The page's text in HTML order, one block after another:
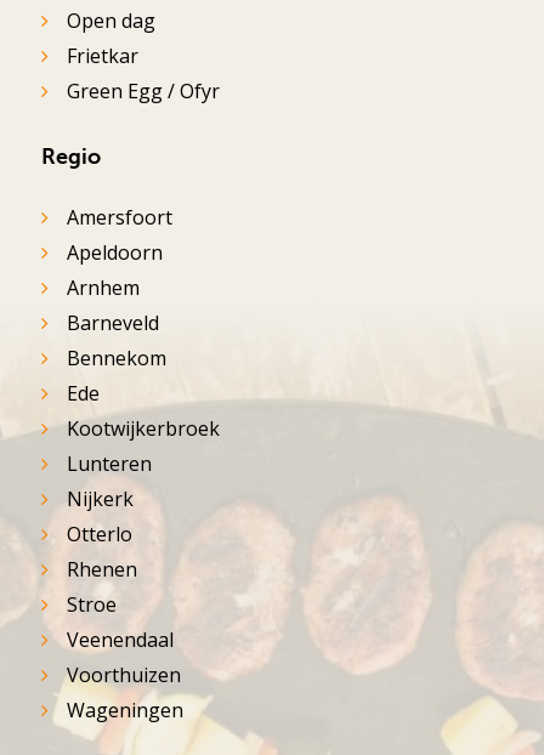
Open dag
Frietkar
Green Egg / Ofyr
Regio
Amersfoort
Apeldoorn
Arnhem
Barneveld
Bennekom
Ede
Kootwijkerbroek
Lunteren
Nijkerk
Otterlo
Rhenen
Stroe
Veenendaal
Voorthuizen
Wageningen